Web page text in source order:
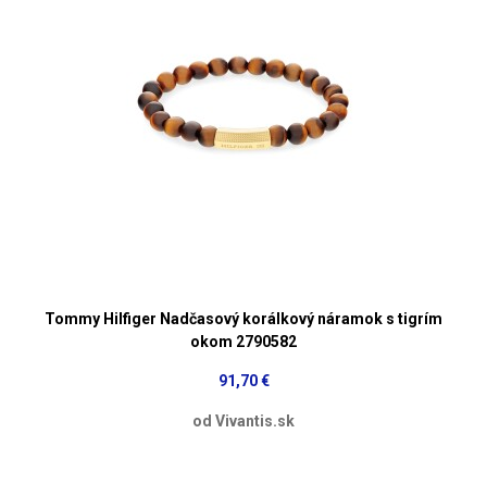
Tommy Hilfiger Nadčasový korálkový náramok s tigrím
okom 2790582
91,70 €
od Vivantis.sk